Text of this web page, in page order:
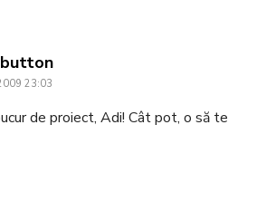
says:
23:03
de proiect, Adi! Cât pot, o să te